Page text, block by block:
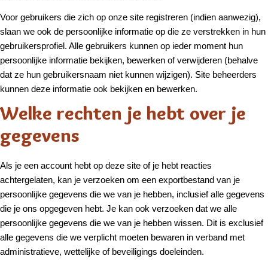
Voor gebruikers die zich op onze site registreren (indien aanwezig),
slaan we ook de persoonlijke informatie op die ze verstrekken in hun
gebruikersprofiel. Alle gebruikers kunnen op ieder moment hun
persoonlijke informatie bekijken, bewerken of verwijderen (behalve
dat ze hun gebruikersnaam niet kunnen wijzigen). Site beheerders
kunnen deze informatie ook bekijken en bewerken.
Welke rechten je hebt over je
gegevens
Als je een account hebt op deze site of je hebt reacties
achtergelaten, kan je verzoeken om een exportbestand van je
persoonlijke gegevens die we van je hebben, inclusief alle gegevens
die je ons opgegeven hebt. Je kan ook verzoeken dat we alle
persoonlijke gegevens die we van je hebben wissen. Dit is exclusief
alle gegevens die we verplicht moeten bewaren in verband met
administratieve, wettelijke of beveiligings doeleinden.